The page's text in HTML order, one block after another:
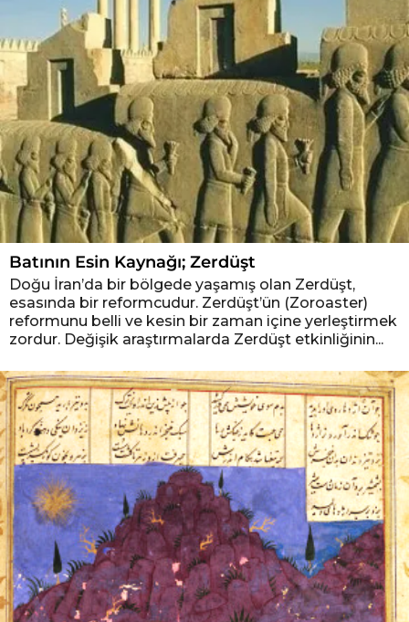
Batının Esin Kaynağı; Zerdüşt
Doğu İran’da bir bölgede yaşamış olan Zerdüşt,
esasında bir reformcudur. Zerdüşt’ün (Zoroaster)
reformunu belli ve kesin bir zaman içine yerleştirmek
zordur. Değişik araştırmalarda Zerdüşt etkinliğinin...